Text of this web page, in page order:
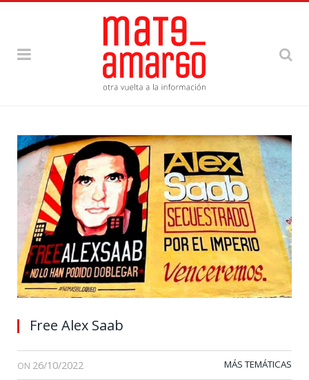
Free Alex Saab
ON 26/10/2022 MÁS TEMÁTICAS